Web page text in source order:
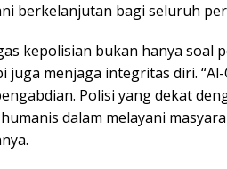
berkelanjutan bagi seluruh
kepolisian bukan hanya soal
juga menjaga integritas diri.
Polisi yang dekat
dalam melayani